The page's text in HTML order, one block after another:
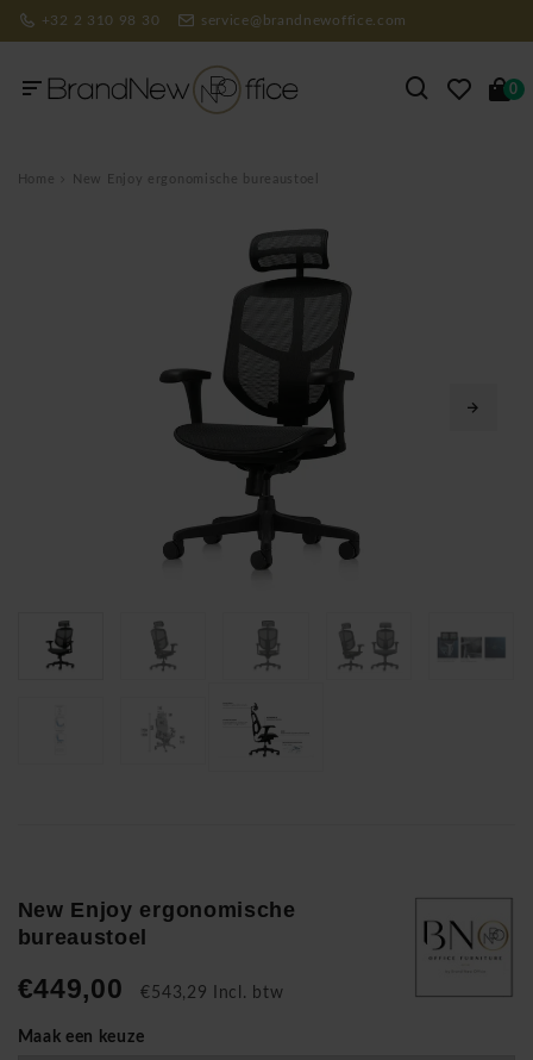
+32 2 310 98 30 service@brandnewoffice.com
0
Home New Enjoy ergonomische bureaustoel
New Enjoy ergonomische
bureaustoel
€449,00 €543,29 Incl. btw
Maak een keuze